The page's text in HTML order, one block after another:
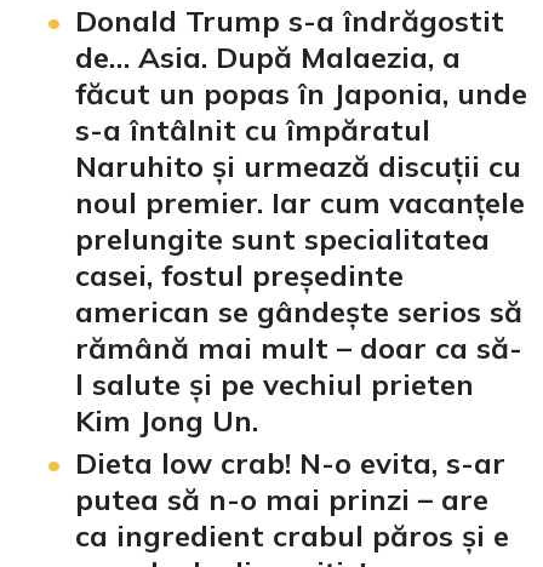
Donald Trump s-a îndrăgostit
de… Asia. După Malaezia, a
făcut un popas în Japonia, unde
s-a întâlnit cu împăratul
Naruhito și urmează discuții cu
noul premier. Iar cum vacanțele
prelungite sunt specialitatea
casei, fostul președinte
american se gândește serios să
rămână mai mult – doar ca să-
l salute și pe vechiul prieten
Kim Jong Un.
Dieta low crab! N-o evita, s-ar
putea să n-o mai prinzi – are
ca ingredient crabul păros și e